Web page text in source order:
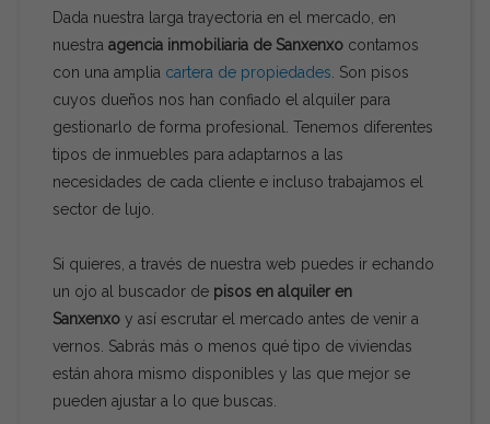
Dada nuestra larga trayectoria en el mercado, en
nuestraagencia inmobiliaria de Sanxenxo contamos
con una amplia cartera de propiedades. Son pisos
cuyos dueños nos han confiado el alquiler para
gestionarlo de forma profesional. Tenemos diferentes
tipos de inmuebles para adaptarnos a las
necesidades de cada cliente e incluso trabajamos el
sector de lujo.
Si quieres, a través de nuestra web puedes ir echando
un ojo al buscador de pisos en alquiler en
Sanxenxo y así escrutar el mercado antes de venir a
vernos. Sabrás más o menos qué tipo de viviendas
están ahora mismo disponibles y las que mejor se
pueden ajustar a lo que buscas.